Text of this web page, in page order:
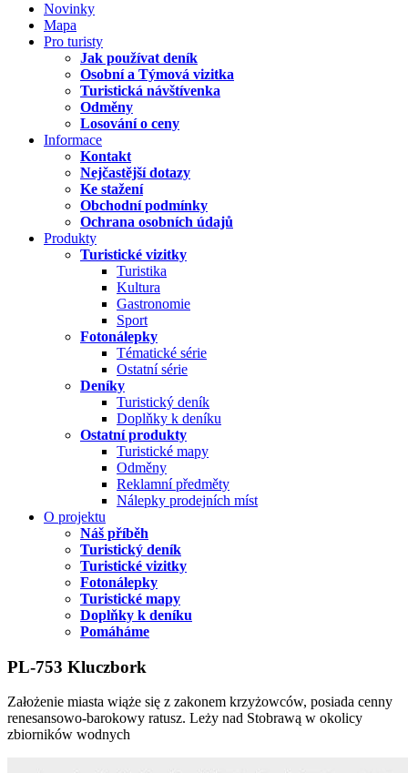
Novinky
Mapa
Pro turisty
Jak používat deník
Osobní a Týmová vizitka
Turistická návštívenka
Odměny
Losování o ceny
Informace
Kontakt
Nejčastější dotazy
Ke stažení
Obchodní podmínky
Ochrana osobních údajů
Produkty
Turistické vizitky
Turistika
Kultura
Gastronomie
Sport
Fotonálepky
Tématické série
Ostatní série
Deníky
Turistický deník
Doplňky k deníku
Ostatní produkty
Turistické mapy
Odměny
Reklamní předměty
Nálepky prodejních míst
O projektu
Náš příběh
Turistický deník
Turistické vizitky
Fotonálepky
Turistické mapy
Doplňky k deníku
Pomáháme
PL-753 Kluczbork
Założenie miasta wiąże się z zakonem krzyżowców, posiada cenny
renesansowo-barokowy ratusz. Leży nad Stobrawą w okolicy
zbiorników wodnych